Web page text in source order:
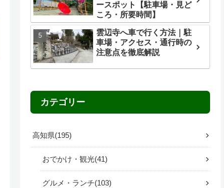
ースポット【駐車場・見ど
ころ・所要時間】
雲辺寺へ車で行く方法｜駐
車場・アクセス・通行時の
注意点を徹底解説
カテゴリー
高知県 195
おでかけ・観光 41
グルメ・ランチ 103